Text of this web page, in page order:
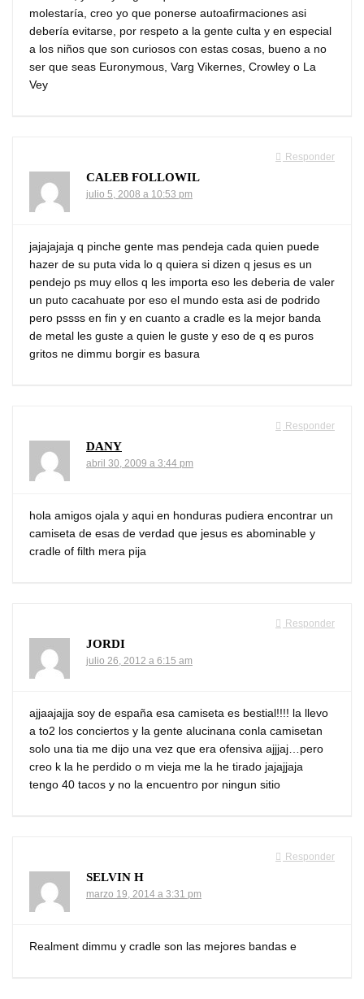
molestaría, creo yo que ponerse autoafirmaciones asi
debería evitarse, por respeto a la gente culta y en especial
a los niños que son curiosos con estas cosas, bueno a no
ser que seas Euronymous, Varg Vikernes, Crowley o La
Vey
Responder
CALEB FOLLOWIL
julio 5, 2008 a 10:53 pm
jajajajaja q pinche gente mas pendeja cada quien puede
hazer de su puta vida lo q quiera si dizen q jesus es un
pendejo ps muy ellos q les importa eso les deberia de valer
un puto cacahuate por eso el mundo esta asi de podrido
pero pssss en fin y en cuanto a cradle es la mejor banda
de metal les guste a quien le guste y eso de q es puros
gritos ne dimmu borgir es basura
Responder
DANY
abril 30, 2009 a 3:44 pm
hola amigos ojala y aqui en honduras pudiera encontrar un
camiseta de esas de verdad que jesus es abominable y
cradle of filth mera pija
Responder
JORDI
julio 26, 2012 a 6:15 am
ajjaajajja soy de españa esa camiseta es bestial!!!! la llevo
a to2 los conciertos y la gente alucinana conla camisetan
solo una tia me dijo una vez que era ofensiva ajjjaj…pero
creo k la he perdido o m vieja me la he tirado jajajjaja
tengo 40 tacos y no la encuentro por ningun sitio
Responder
SELVIN H
marzo 19, 2014 a 3:31 pm
Realment dimmu y cradle son las mejores bandas e